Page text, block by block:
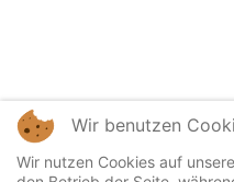
Wir benutzen
Wir nutzen Cookies auf